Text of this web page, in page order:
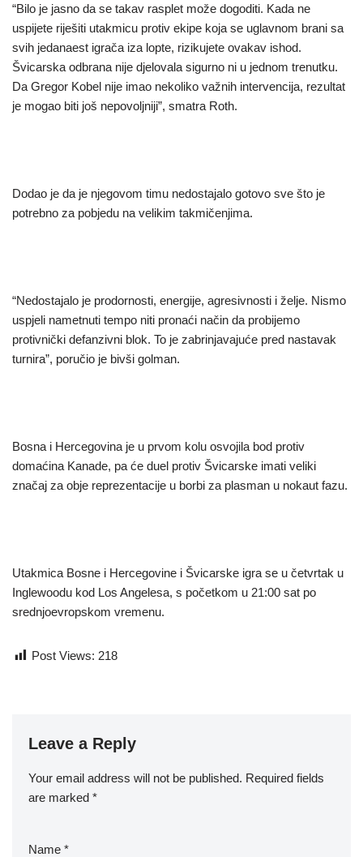
“Bilo je jasno da se takav rasplet može dogoditi. Kada ne
uspijete riješiti utakmicu protiv ekipe koja se uglavnom brani sa
svih jedanaest igrača iza lopte, rizikujete ovakav ishod.
Švicarska odbrana nije djelovala sigurno ni u jednom trenutku.
Da Gregor Kobel nije imao nekoliko važnih intervencija, rezultat
je mogao biti još nepovoljniji”, smatra Roth.
Dodao je da je njegovom timu nedostajalo gotovo sve što je
potrebno za pobjedu na velikim takmičenjima.
“Nedostajalo je prodornosti, energije, agresivnosti i želje. Nismo
uspjeli nametnuti tempo niti pronaći način da probijemo
protivnički defanzivni blok. To je zabrinjavajuće pred nastavak
turnira”, poručio je bivši golman.
Bosna i Hercegovina je u prvom kolu osvojila bod protiv
domaćina Kanade, pa će duel protiv Švicarske imati veliki
značaj za obje reprezentacije u borbi za plasman u nokaut fazu.
Utakmica Bosne i Hercegovine i Švicarske igra se u četvrtak u
Inglewoodu kod Los Angelesa, s početkom u 21:00 sat po
srednjoevropskom vremenu.
Post Views: 218
Leave a Reply
Your email address will not be published. Required fields
are marked *
Name *